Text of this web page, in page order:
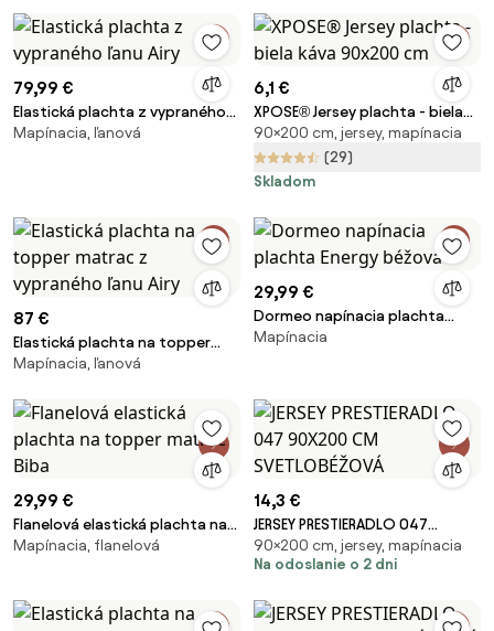
79,99 €
Elastická plachta z vypraného
ľanu Airy
Mapínacia, ľanová
6,1 €
XPOSE® Jersey plachta - biela
káva 90x200 cm
90×200 cm, jersey, mapínacia
(29)
Skladom
87 €
Elastická plachta na topper
matrac z vypraného ľanu Airy
Mapínacia, ľanová
29,99 €
Dormeo napínacia plachta
Energy béžová
Mapínacia
29,99 €
Flanelová elastická plachta na
topper matrac Biba
Mapínacia, flanelová
14,3 €
JERSEY PRESTIERADLO 047
90X200 CM SVETLOBÉŽOVÁ
90×200 cm, jersey, mapínacia
Na odoslanie o 2 dni